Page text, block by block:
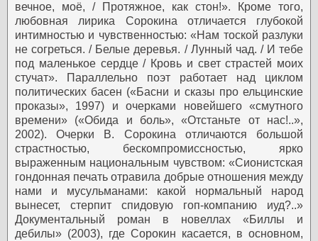
вечное, моё, / Протяжное, как стон!». Кроме того,
любовная лирика Сорокина отличается глубокой
интимностью и чувственностью: «Нам тоской разлуки
не согреться. / Белые деревья. / Лунный чад. / И тебе
под маленькое сердце / Кровь и свет страстей моих
стучат». Параллельно поэт работает над циклом
политических басен («Басни и сказы про ельцинские
проказы», 1997) и очерками новейшего «смутного
времени» («Обида и боль», «Отстаньте от нас!..»,
2002). Очерки В. Сорокина отличаются большой
страстностью, бескомпромиссностью, ярко
выраженным национальным чувством: «Сионистская
гондонная печать отравила добрые отношения между
нами и мусульманами: какой нормальный народ
вынесет, стерпит спидовую гоп-компанию иуд?..»
Документальный роман в новеллах «Биллы и
дебилы» (2003), где Сорокин касается, в основном,